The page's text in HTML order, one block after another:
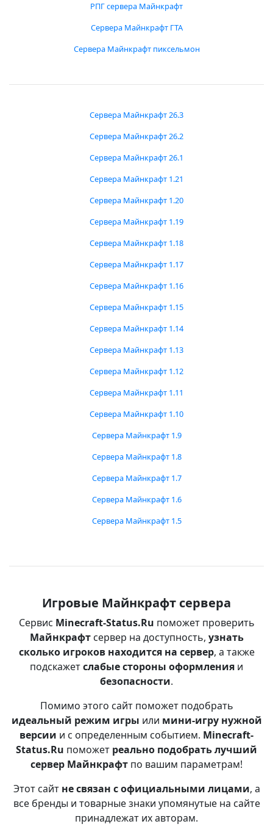
РПГ сервера Майнкрафт
Сервера Майнкрафт ГТА
Сервера Майнкрафт пиксельмон
Сервера Майнкрафт 26.3
Сервера Майнкрафт 26.2
Сервера Майнкрафт 26.1
Сервера Майнкрафт 1.21
Сервера Майнкрафт 1.20
Сервера Майнкрафт 1.19
Сервера Майнкрафт 1.18
Сервера Майнкрафт 1.17
Сервера Майнкрафт 1.16
Сервера Майнкрафт 1.15
Сервера Майнкрафт 1.14
Сервера Майнкрафт 1.13
Сервера Майнкрафт 1.12
Сервера Майнкрафт 1.11
Сервера Майнкрафт 1.10
Сервера Майнкрафт 1.9
Сервера Майнкрафт 1.8
Сервера Майнкрафт 1.7
Сервера Майнкрафт 1.6
Сервера Майнкрафт 1.5
Игровые Майнкрафт сервера
Сервис Minecraft-Status.Ru поможет проверить
Майнкрафтсервер на доступность, узнать
сколько игроков находится на сервер, а также
подскажетслабые стороны оформления и
безопасности.
Помимо этого сайт поможет подобрать
идеальный режим игры или мини-игру нужной
версии и с определенным событием. Minecraft-
Status.Ru поможет реально подобрать лучший
сервер Майнкрафт по вашим параметрам!
Этот сайт не связан с официальными лицами, а
все бренды и товарные знаки упомянутые на сайте
принадлежат их авторам.